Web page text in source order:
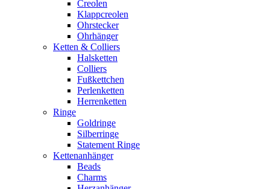
Creolen
Klappcreolen
Ohrstecker
Ohrhänger
Ketten & Colliers
Halsketten
Colliers
Fußkettchen
Perlenketten
Herrenketten
Ringe
Goldringe
Silberringe
Statement Ringe
Kettenanhänger
Beads
Charms